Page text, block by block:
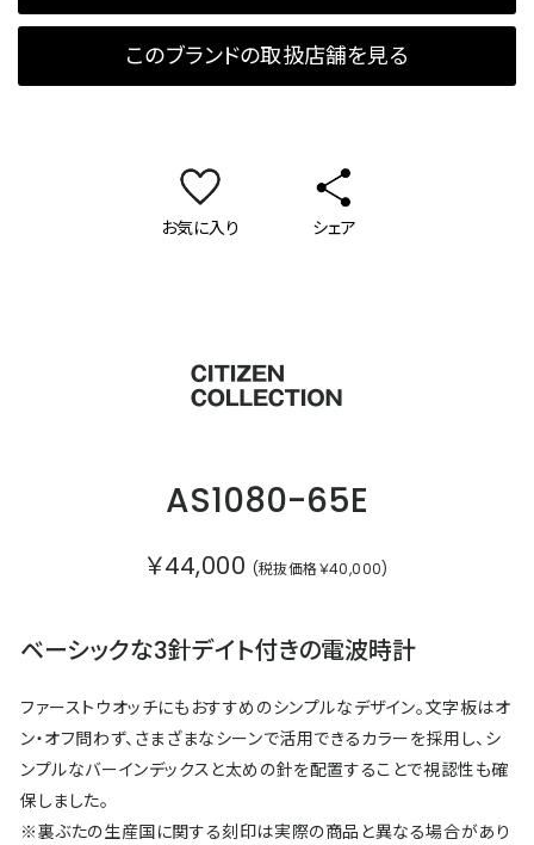
このブランドの取扱店舗を見る
お気に入り シェア
AS1080-65E
￥44,000 (税抜価格￥40,000)
ベーシックな3針デイト付きの電波時計
ファーストウオッチにもおすすめのシンプルなデザイン。文字板はオ
ン・オフ問わず、さまざまなシーンで活用できるカラーを採用し、シ
ンプルなバーインデックスと太めの針を配置することで視認性も確
保しました。
※裏ぶたの生産国に関する刻印は実際の商品と異なる場合があり